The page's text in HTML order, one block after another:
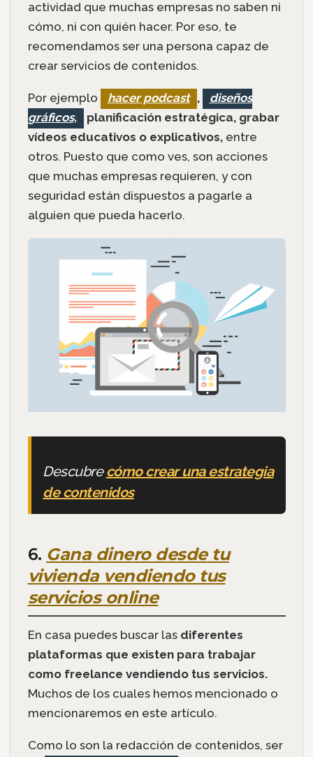
actividad que muchas empresas no saben ni
cómo, ni con quién hacer. Por eso, te
recomendamos ser una persona capaz de
crear servicios de contenidos.
Por ejemplo hacer podcast ,
diseños
gráficos,
planificación estratégica, grabar
vídeos educativos o explicativos,entre
otros. Puesto que como ves, son acciones
que muchas empresas requieren, y con
seguridad están dispuestos a pagarle a
alguien que pueda hacerlo.
Descubrecómo crear una estrategia
de contenidos
6. Gana dinero desde tu
vivienda vendiendo tus
servicios online
En casa puedes buscar las diferentes
plataformas que existen para trabajar
como freelance vendiendo tus servicios.
Muchos de los cuales hemos mencionado o
mencionaremos en este artículo.
Como lo son la redacción de contenidos, ser